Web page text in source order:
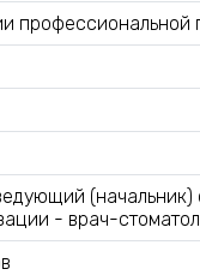
профессиональной
(начальник)
- врач-